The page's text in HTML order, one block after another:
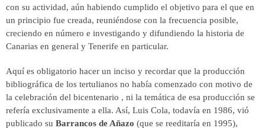
con su actividad, aún habiendo cumplido el objetivo para el que en
un principio fue creada, reuniéndose con la frecuencia posible,
creciendo en número e investigando y difundiendo la historia de
Canarias en general y Tenerife en particular.
Aquí es obligatorio hacer un inciso y recordar que la producción
bibliográfica de los tertulianos no había comenzado con motivo de
la celebración del bicentenario , ni la temática de esa producción se
refería exclusivamente a ella. Así, Luis Cola, todavía en 1986, vió
publicado su Barrancos de Añazo (que se reeditaría en 1995),